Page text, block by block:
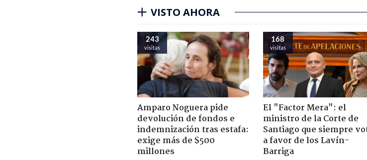
VISTO AHORA
243
visitas
Amparo Noguera pide
devolución de fondos e
indemnización tras estafa:
exige más de $500
millones
168
visitas
El "Factor Mera": el
ministro de la Corte de
Santiago que siempre
a favor de los Lavín-
Barriga